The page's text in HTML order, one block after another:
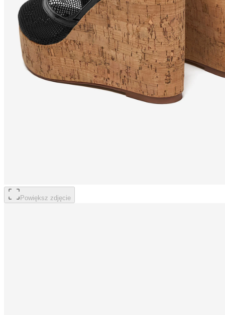
Powiększ zdjęcie